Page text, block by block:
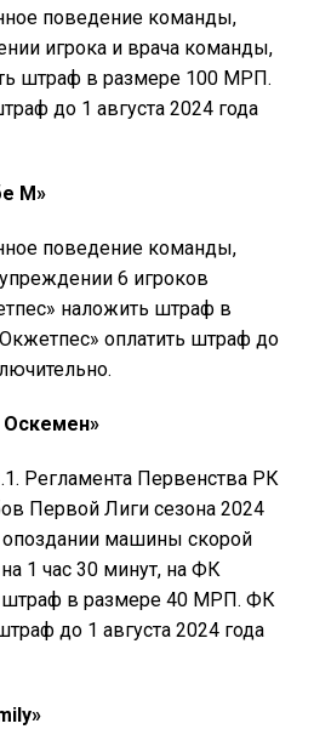
поведение команды,
игрока и врача команды,
штраф в размере 100 МРП.
до 1 августа 2024 года
М»
поведение команды,
6 игроков
наложить штраф в
оплатить штраф до
Оскемен»
Регламента Первенства РК
Первой Лиги сезона 2024
машины скорой
1 час 30 минут, на ФК
штраф в размере 40 МРП. ФК
до 1 августа 2024 года